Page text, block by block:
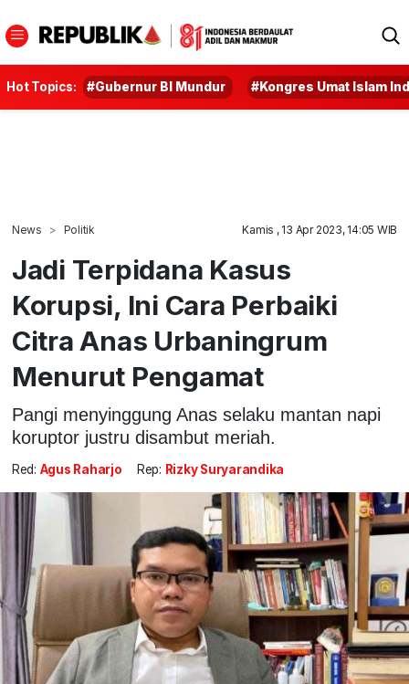
Hot Topics: #Gubernur BI Mundur #Kongres Umat Islam
News Politik Kamis , 13 Apr 2023, 14:05 WIB
Jadi Terpidana Kasus
Korupsi, Ini Cara Perbaiki
Citra Anas Urbaningrum
Menurut Pengamat
Pangi menyinggung Anas selaku mantan napi
koruptor justru disambut meriah.
Red: Agus Raharjo Rep: Rizky Suryarandika